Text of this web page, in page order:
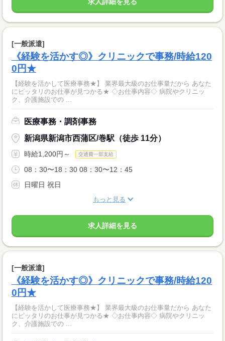
[一般派遣]
《経験を活かす◎》クリニックで事務/時給120
0円★
【経験を活かして医療事務★】 業界最大級のお仕事量だから あなた
にピッタリのお仕事が見つかる★ ◇お仕事内容◇ 病院やクリニッ
ク、介護施設での ...
医療事務・調剤事務
新潟県新潟市西蒲区/巻駅（徒歩 11分）
時給1,200円～ 交通費一部支給
08：30〜18：30 08：30〜12：45
日曜日 祝日
もっと見る
求人詳細を見る
[一般派遣]
《経験を活かす◎》クリニックで事務/時給120
0円★
【経験を活かして医療事務★】 業界最大級のお仕事量だから あなた
にピッタリのお仕事が見つかる★ ◇お仕事内容◇ 病院やクリニッ
ク、介護施設での ...